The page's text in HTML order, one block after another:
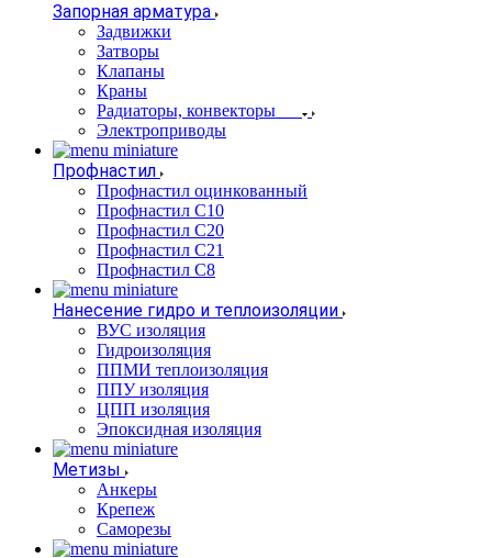
Запорная арматура
Задвижки
Затворы
Клапаны
Краны
Радиаторы, конвекторы
Электроприводы
Профнастил
Профнастил оцинкованный
Профнастил С10
Профнастил С20
Профнастил С21
Профнастил С8
Нанесение гидро и теплоизоляции
ВУС изоляция
Гидроизоляция
ППМИ теплоизоляция
ППУ изоляция
ЦПП изоляция
Эпоксидная изоляция
Метизы
Анкеры
Крепеж
Саморезы